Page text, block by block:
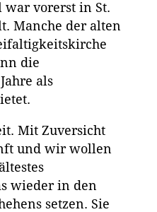
war vorerst in St.
Manche der alten
die
als
Mit Zuversicht
und wir wollen
wieder in den
setzen. Sie